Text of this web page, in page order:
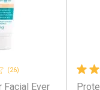
(26)
Facial Ever